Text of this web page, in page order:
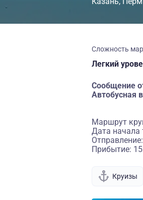
Сложность
Легкий
Сообщение
Автобусная
Маршрут
Дата начала
Прибытие:
Круизы